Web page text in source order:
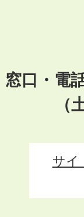
窓口・電
サイ